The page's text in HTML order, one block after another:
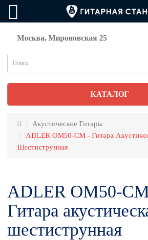
Москва, Мироновская 25
КАТАЛОГ
Акустические Гитары
ADLER OM50-CM - Гитара
Шестиструнная
ADLER OM50-
Гитара
шестиструнная